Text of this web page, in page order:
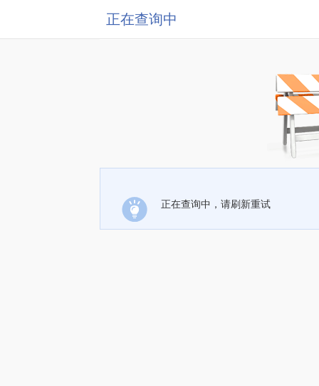
正在查询中
正在查询中，请刷新重试